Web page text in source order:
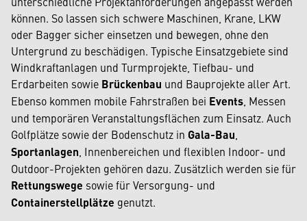
können. So lassen sich schwere Maschinen, Krane, LKW
oder Bagger sicher einsetzen und bewegen, ohne den
Untergrund zu beschädigen. Typische Einsatzgebiete sind
Windkraftanlagen und Turmprojekte, Tiefbau- und
Erdarbeiten sowie Brückenbau und Bauprojekte aller Art.
Ebenso kommen mobile Fahrstraßen bei Events , Messen
und temporären Veranstaltungsflächen zum Einsatz. Auch
Golfplätze sowie der Bodenschutz in Gala-Bau
Sportanlagen , Innenbereichen und flexiblen Indoor- und
Outdoor-Projekten gehören dazu. Zusätzlich werden sie für
Rettungswege sowie für Versorgung- und
Containerstellplätze genutzt.